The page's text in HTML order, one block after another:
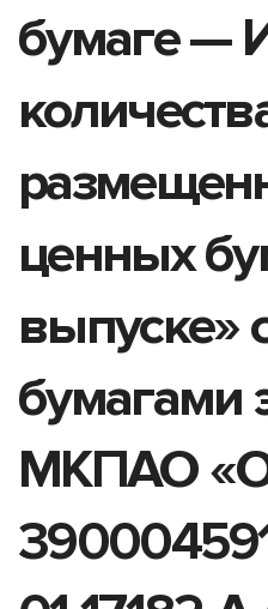
бумаге —
ценных
выпуске»
бумагами
МКПАО